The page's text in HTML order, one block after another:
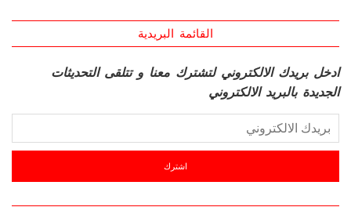
القائمة البريدية
ادخل بريدك الالكتروني لتشترك معنا و تتلقى التحديثات
الجديدة بالبريد الالكتروني